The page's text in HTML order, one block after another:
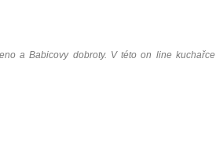
a Babicovy dobroty. V této on line kuchařce